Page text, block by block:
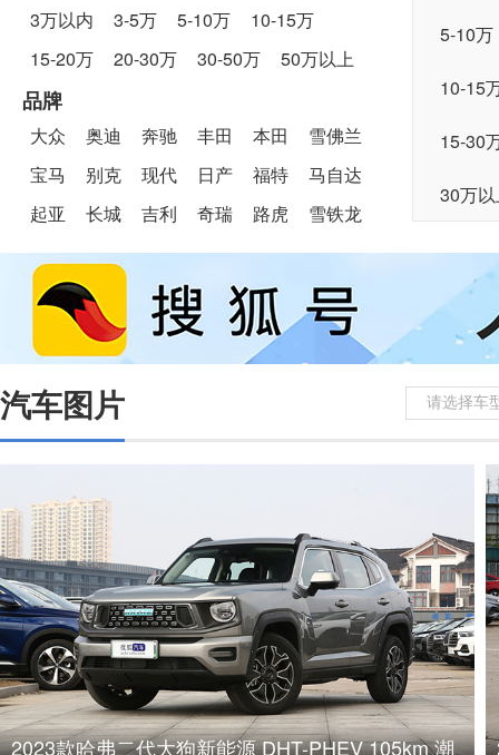
3万以内 3-5万 5-10万
10-15万
15-20万
20-30万 30-50万 50万以上
品牌
大众 奥迪 奔驰 丰田 本田
雪佛兰
宝马
别克 现代 日产 福特
马自达
起亚
长城 吉利 奇瑞 路虎 雪铁龙
5-10万
10-15
15-30
30万
汽车图片 请选择车
2023款哈弗二代大狗新能源 DHT-PHEV 105km 潮